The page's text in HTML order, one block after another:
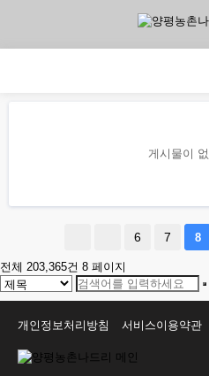
게시물이
6 7 8
전체 203,365건 8 페이지
개인정보처리방침 서비스이용약관